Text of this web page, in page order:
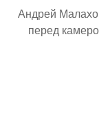
Андрей
перед